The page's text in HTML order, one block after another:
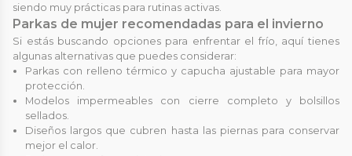
siendo muy prácticas para rutinas activas.
Parkas de mujer recomendadas para el invierno
Si estás buscando opciones para enfrentar el frío, aquí tienes
algunas alternativas que puedes considerar:
Parkas con relleno térmico y capucha ajustable para mayor
protección.
Modelos impermeables con cierre completo y bolsillos
sellados.
Diseños largos que cubren hasta las piernas para conservar
mejor el calor.